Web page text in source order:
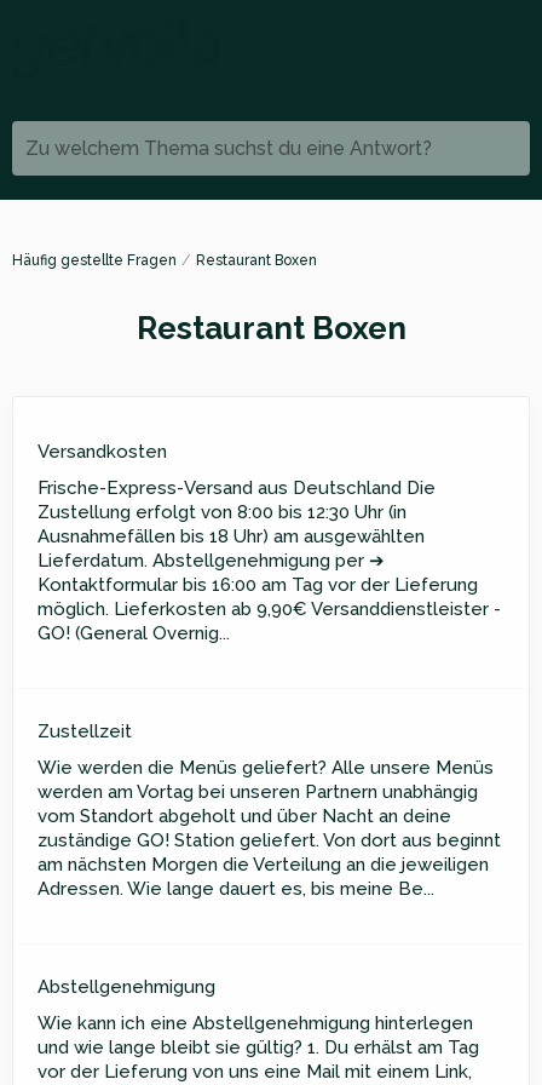
Zu welchem Thema suchst du eine Antwort?
Häufig gestellte Fragen Restaurant Boxen
Restaurant Boxen
Versandkosten
Frische-Express-Versand aus Deutschland Die
Zustellung erfolgt von 8:00 bis 12:30 Uhr (in
Ausnahmefällen bis 18 Uhr) am ausgewählten
Lieferdatum. Abstellgenehmigung per ➔
Kontaktformular bis 16:00 am Tag vor der Lieferung
möglich. Lieferkosten ab 9,90€ Versanddienstleister -
GO! (General Overnig...
Zustellzeit
Wie werden die Menüs geliefert? Alle unsere Menüs
werden am Vortag bei unseren Partnern unabhängig
vom Standort abgeholt und über Nacht an deine
zuständige GO! Station geliefert. Von dort aus beginnt
am nächsten Morgen die Verteilung an die jeweiligen
Adressen. Wie lange dauert es, bis meine Be...
Abstellgenehmigung
Wie kann ich eine Abstellgenehmigung hinterlegen
und wie lange bleibt sie gültig? 1. Du erhälst am Tag
vor der Lieferung von uns eine Mail mit einem Link,